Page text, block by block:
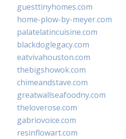
guesttinyhomes.com
home-plow-by-meyer.com
palatelatincuisine.com
blackdoglegacy.com
eatvivahouston.com
thebigshowok.com
chimeandstave.com
greatwallseafoodny.com
theloverose.com
gabriovoice.com
resinflowart.com